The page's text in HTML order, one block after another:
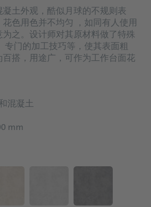
土外观，酷似月球的不规则表
色用色并不均匀 ，如同有人使用
之。设计师对其原材料做了特殊
专门的加工技巧等，使其表面粗
搭，用途广，可作为工作台面花
混凝土
mm